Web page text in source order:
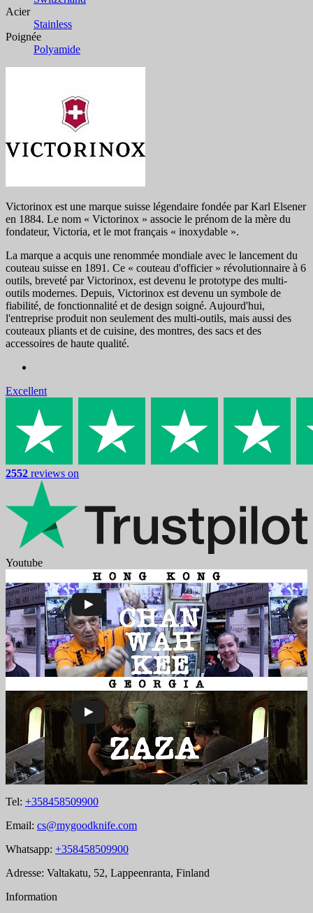
Acier
Stainless
Poignée
Polyamide
Victorinox est une marque suisse légendaire fondée par Karl Elsener
en 1884. Le nom « Victorinox » associe le prénom de la mère du
fondateur, Victoria, et le mot français « inoxydable ».
La marque a acquis une renommée mondiale avec le lancement du
couteau suisse en 1891. Ce « couteau d'officier » révolutionnaire à 6
outils, breveté par Victorinox, est devenu le prototype des multi-
outils modernes. Depuis, Victorinox est devenu un symbole de
fiabilité, de fonctionnalité et de design soigné. Aujourd'hui,
l'entreprise produit non seulement des multi-outils, mais aussi des
couteaux pliants et de cuisine, des montres, des sacs et des
accessoires de haute qualité.
Excellent
2552 reviews on
Youtube
Tel: +358458509900
Email: cs@mygoodknife.com
Whatsapp: +358458509900
Adresse: Valtakatu, 52, Lappeenranta, Finland
Information